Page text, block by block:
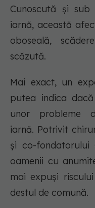
Cunoscută și sub
iarnă, această
oboseală,
scăzută.
Mai exact, un
putea indica
unor probleme
iarnă. Potrivit
și co-fondatorului
oamenii cu
mai expuși
destul de comună.